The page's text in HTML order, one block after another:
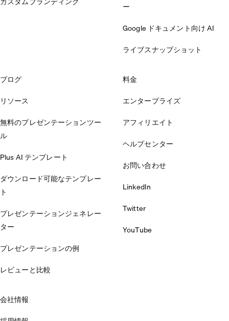
ー
Google ドキュメント向け AI
ライブスナップショット
ブログ
リソース
無料のプレゼンテーションツー
ル
Plus AI テンプレート
ダウンロード可能なテンプレー
ト
プレゼンテーションジェネレー
ター
プレゼンテーションの例
レビューと比較
料金
エンタープライズ
アフィリエイト
ヘルプセンター
お問い合わせ
LinkedIn
Twitter
YouTube
会社情報